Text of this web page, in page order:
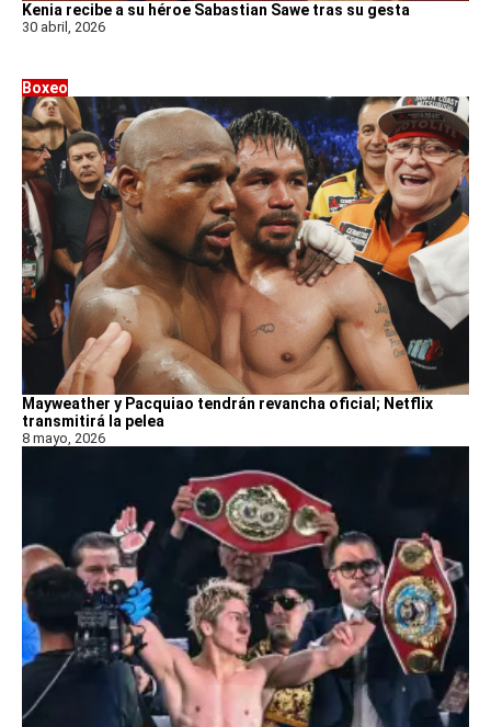
Kenia recibe a su héroe Sabastian Sawe tras su gesta
30 abril, 2026
Boxeo
Mayweather y Pacquiao tendrán revancha oficial; Netflix
transmitirá la pelea
8 mayo, 2026